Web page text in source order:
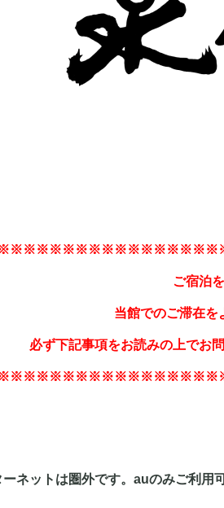
ご宿泊
当館でのご滞在を
必ず下記事項をお読みの上でお
ネットは圏外です。auのみご利用